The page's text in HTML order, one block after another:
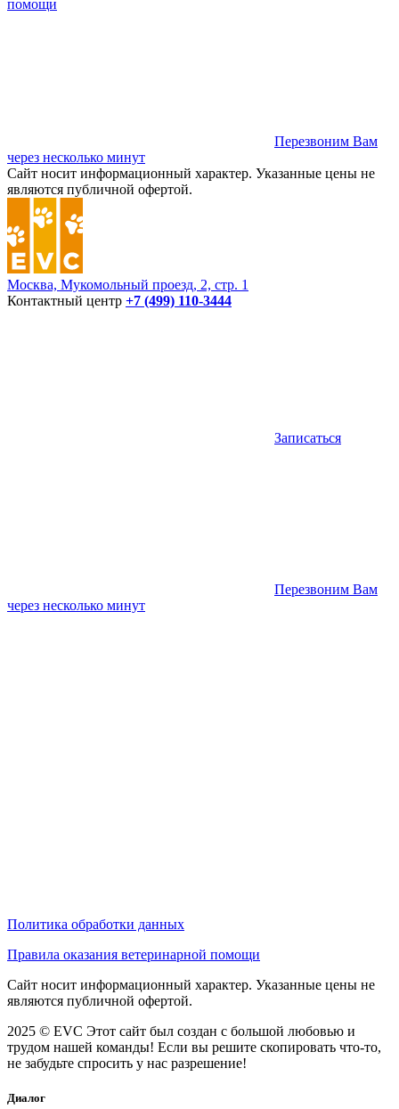
помощи
Перезвоним Вам
через несколько минут
Сайт носит информационный характер. Указанные цены не
являются публичной офертой.
Москва, Мукомольный проезд, 2, стр. 1
Контактный центр +7 (499) 110-3444
Записаться
Перезвоним Вам
через несколько минут
Политика обработки данных
Правила оказания ветеринарной помощи
Сайт носит информационный характер. Указанные цены не
являются публичной офертой.
2025 © EVC Этот сайт был создан с большой любовью и
трудом нашей команды! Если вы решите скопировать что-то,
не забудьте спросить у нас разрешение!
Диалог